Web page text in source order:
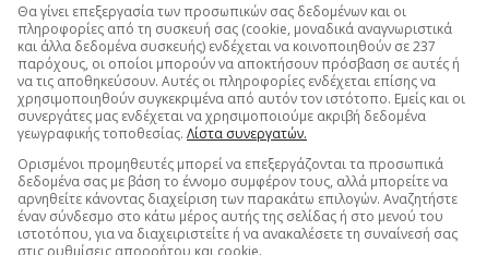
στο Discover
Θα γίνει επεξεργασία των προσωπικών σας δεδομένων και οι
πληροφορίες από τη συσκευή σας (cookie, μοναδικά αναγνωριστικά
και άλλα δεδομένα συσκευής) ενδέχεται να κοινοποιηθούν σε 237
παρόχους, οι οποίοι μπορούν να αποκτήσουν πρόσβαση σε αυτές ή
να τις αποθηκεύσουν. Αυτές οι πληροφορίες ενδέχεται επίσης να
χρησιμοποιηθούν συγκεκριμένα από αυτόν τον ιστότοπο. Εμείς και οι
συνεργάτες μας ενδέχεται να χρησιμοποιούμε ακριβή δεδομένα
γεωγραφικής τοποθεσίας. Λίστα συνεργατών.
Ορισμένοι προμηθευτές μπορεί να επεξεργάζονται τα προσωπικά
δεδομένα σας με βάση το έννομο συμφέρον τους, αλλά μπορείτε να
αρνηθείτε κάνοντας διαχείριση των παρακάτω επιλογών. Αναζητήστε
έναν σύνδεσμο στο κάτω μέρος αυτής της σελίδας ή στο μενού του
ιστοτόπου, για να διαχειριστείτε ή να ανακαλέσετε τη συναίνεσή σας
στις ρυθμίσεις απορρήτου και cookie.